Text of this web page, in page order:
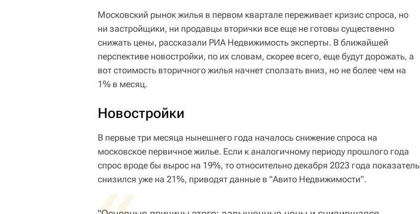
Московский рынок жилья в первом квартале переживает кризис спроса, но
ни застройщики, ни продавцы вторички все еще не готовы существенно
снижать цены, рассказали РИА Недвижимость эксперты. В ближайшей
перспективе новостройки, по их словам, скорее всего, еще будут дорожать, а
вот стоимость вторичного жилья начнет сползать вниз, но не более чем на
1% в месяц.
Новостройки
В первые три месяца нынешнего года началось снижение спроса на
московское первичное жилье. Если к аналогичному периоду прошлого года
спрос вроде бы вырос на 19%, то относительно декабря 2023 года показатель
снизился уже на 21%, приводят данные в "Авито Недвижимости".